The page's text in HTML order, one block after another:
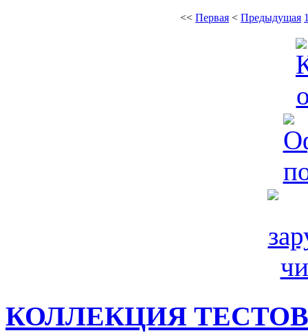
<< Первая < Предыдущая
КОЛЛЕКЦИЯ ТЕСТОВ